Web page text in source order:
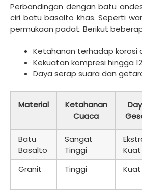
Perbandingan dengan batu
ciri batu basalto khas. Seperti
permukaan padat. Berikut
Ketahanan terhadap korosi
Kekuatan kompresi hingga
Daya serap suara dan
Material
Ketahanan
Cuaca
Batu
Basalto
Sangat
Tinggi
Kuat
Granit
Tinggi Kuat